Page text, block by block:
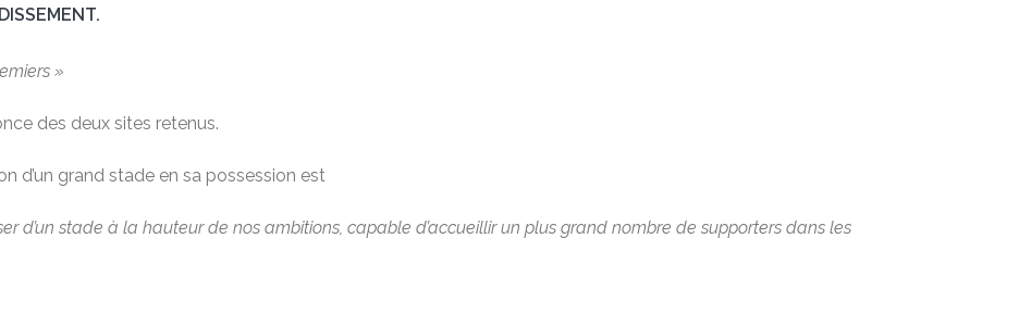
»
des deux sites retenus.
d’un grand stade en sa possession est
d’un stade à la hauteur de nos ambitions, capable d’accueillir un plus grand nombre de supporters dans les